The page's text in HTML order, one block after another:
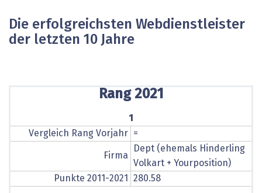
Die erfolgreichsten Webdienstleister
der letzten 10 Jahre
Rang 2021
1
Vergleich Rang Vorjahr
=
Firma
Dept (ehemals Hinderling
Volkart + Yourposition)
Punkte 2011-2021
280.58